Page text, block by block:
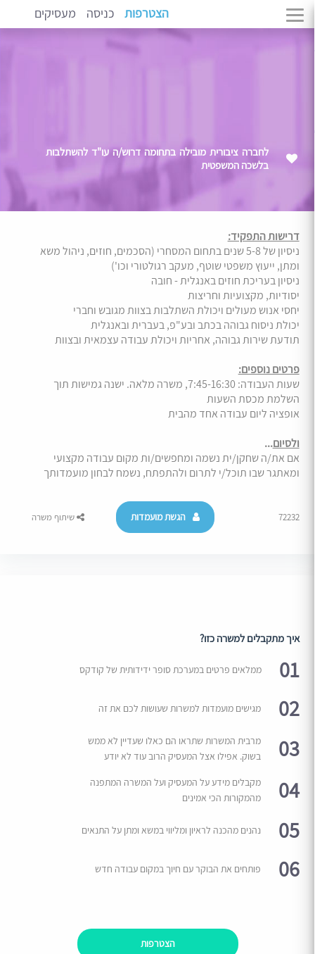
הצטרפות כניסה מעסיקים
לחברה ציבורית מובילה בתחומה דרוש/ה עו"ד להשתלבות
בלשכה המשפטית
דרישות התפקיד:
ניסיון של 5-8 שנים בתחום המסחרי (הסכמים, חוזים, ניהול משא
ומתן, ייעוץ משפטי שוטף, מעקב רגולטורי וכו')
ניסיון בעריכת חוזים באנגלית - חובה
יסודיות, מקצועיות וחריצות
יחסי אנוש מעולים ויכולת השתלבות בצוות מגובש וחברי
יכולת ניסוח גבוהה בכתב ובע"פ, בעברית ובאנגלית
תודעת שירות גבוהה, אחריות ויכולת עבודה עצמאית ובצוות
פרטים נוספים:
שעות העבודה: 7:45-16:30, משרה מלאה. ישנה גמישות תוך
השלמת מכסת השעות
אופציה ליום עבודה אחד מהבית
ולסיום...
אם את/ה שחקן/ית נשמה ומחפשים/ות מקום עבודה מקצועי
ומאתגר שבו תוכל/י לתרום ולהתפתח, נשמח לבחון מועמדותך
72232 הגשת מועמדות שיתוף משרה
איך מתקבלים למשרה כזו?
01 ממלאים פרטים במערכת סופר ידידותית של קודקס
02 מגישים מועמדות למשרות שעושות לכם את זה
03
מרבית המשרות שתראו הם כאלו שעדיין לא ממש
בשוק. אפילו אצל המעסיק הרוב עוד לא יודע
04
מקבלים מידע על המעסיק ועל המשרה המתפנה
מהמקורות הכי אמינים
05 נהנים מהכנה לראיון ומליווי במשא ומתן על התנאים
06 פותחים את הבוקר עם חיוך במקום עבודה חדש
הצטרפות